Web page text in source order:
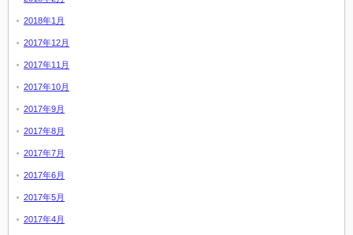
2018年1月
2017年12月
2017年11月
2017年10月
2017年9月
2017年8月
2017年7月
2017年6月
2017年5月
2017年4月